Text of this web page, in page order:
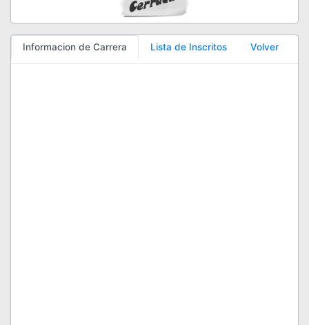
Informacion de Carrera Lista de Inscritos Volver